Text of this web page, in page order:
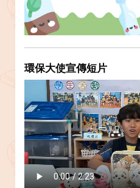
環保大使宣傳短片